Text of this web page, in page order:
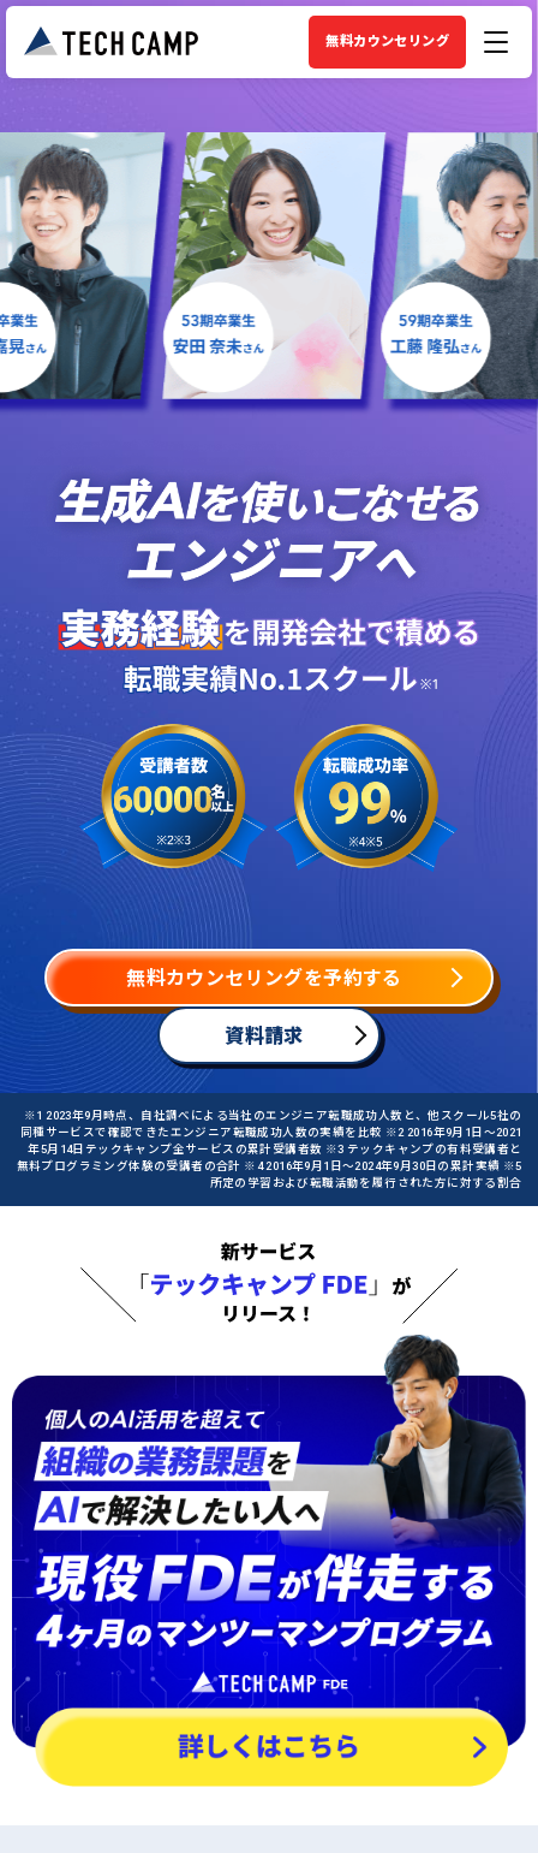
無料カウンセリング
無料カウンセリングを予約する
資料請求
※1 2023年9月時点、自社調べによる当社のエンジニア転職成功人数と、他スクール5社の
同種サービスで確認できたエンジニア転職成功人数の実績を比較 ※2 2016年9月1日〜2021
年5月14日テックキャンプ全サービスの累計受講者数 ※3 テックキャンプの有料受講者と
無料プログラミング体験の受講者の合計 ※4 2016年9月1日〜2024年9月30日の累計実績 ※5
所定の学習および転職活動を履行された方に対する割合